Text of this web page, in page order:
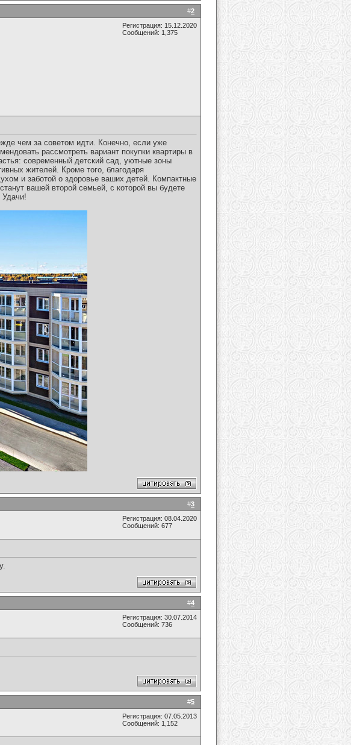
#2
Регистрация: 15.12.2020
Сообщений: 1,375
чем за советом идти. Конечно, если уже
рассмотреть вариант покупки квартиры в
современный детский сад, уютные зоны
жителей. Кроме того, благодаря
и заботой о здоровье ваших детей. Компактные
вашей второй семьей, с которой вы будете
#3
Регистрация: 08.04.2020
Сообщений: 677
#4
Регистрация: 30.07.2014
Сообщений: 736
#5
Регистрация: 07.05.2013
Сообщений: 1,152